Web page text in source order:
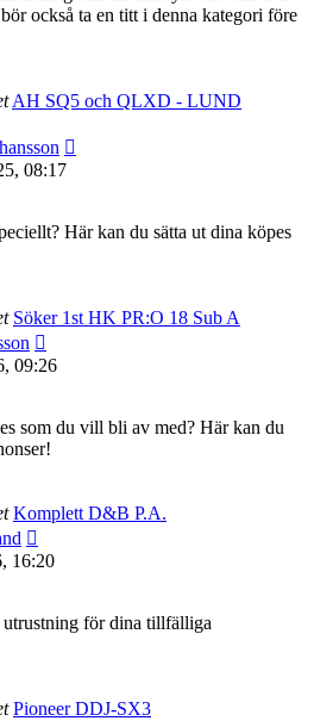
också ta en titt i denna kategori före
AH SQ5 och QLXD - LUND
inlägget
08:17
Här kan du sätta ut dina köpes
Söker 1st HK PR:O 18 Sub A
till
inlägget
09:26
som du vill bli av med? Här kan du
Komplett D&B P.A.
till
inlägget
16:20
för dina tillfälliga
Pioneer DDJ-SX3